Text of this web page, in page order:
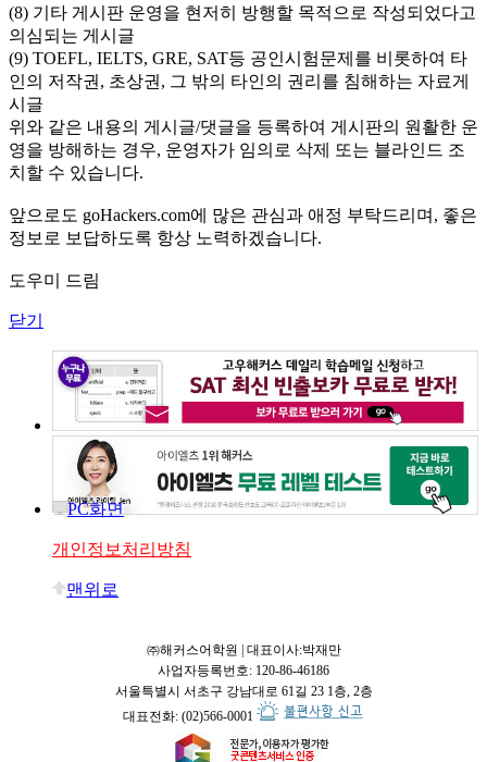
(8) 기타 게시판 운영을 현저히 방행할 목적으로 작성되었다고
의심되는 게시글
(9) TOEFL, IELTS, GRE, SAT등 공인시험문제를 비롯하여 타
인의 저작권, 초상권, 그 밖의 타인의 권리를 침해하는 자료게
시글
위와 같은 내용의 게시글/댓글을 등록하여 게시판의 원활한 운
영을 방해하는 경우, 운영자가 임의로 삭제 또는 블라인드 조
치할 수 있습니다.
앞으로도 goHackers.com에 많은 관심과 애정 부탁드리며, 좋은
정보로 보답하도록 항상 노력하겠습니다.
도우미 드림
닫기
PC화면
개인정보처리방침
맨위로
㈜해커스어학원 | 대표이사:박재만
사업자등록번호: 120-86-46186
서울특별시 서초구 강남대로 61길 23 1층, 2층
대표전화: (02)566-0001